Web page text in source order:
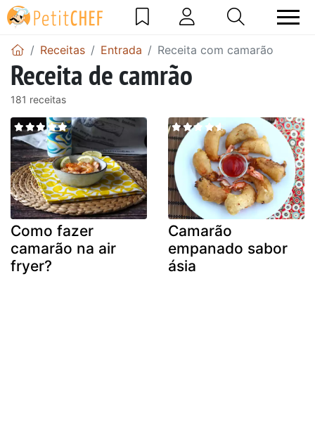
Receitas Entrada Receita com camarão
Receita de camrão
181 receitas
Como fazer
camarão na air
fryer?
Camarão
empanado sabor
ásia